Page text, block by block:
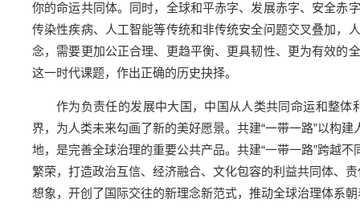
你的命运共同体。同时，全球和平赤字、发展赤字、安全赤
传染性疾病、人工智能等传统和非传统安全问题交叉叠加，
念，需要更加公正合理、更趋平衡、更具韧性、更为有效的
这一时代课题，作出正确的历史抉择。
作为负责任的发展中大国，中国从人类共同命运和整
界，为人类未来勾画了新的美好愿景。共建“一带一路”以构
地，是完善全球治理的重要公共产品。共建“一带一路”跨越
繁荣，打造政治互信、经济融合、文化包容的利益共同体、
想象，开创了国际交往的新理念新范式，推动全球治理体系